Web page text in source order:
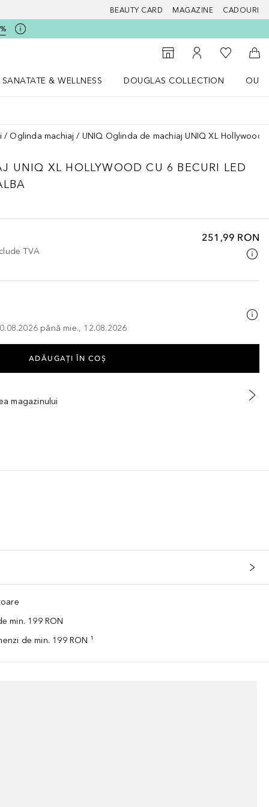
BEAUTY CARD MAGAZINE CADOURI
Către Găsire magazin
Către Contul meu
Către
SANATATE & WELLNESS
DOUGLAS COLLECTION
Oglinda machiaj UNIQ Oglinda de machiaj UNIQ XL Hollywood
UNIQ XL HOLLYWOOD CU 6 BECURI LED
251,99 RON
TVA
până mie., 12.08.2026
ADĂUGAȚI ÎN COŞ
magazinului
min. 199 RON
de min. 199 RON ¹